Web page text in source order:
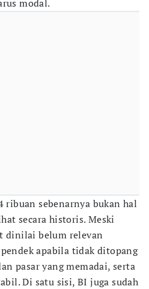
modal.
ribuan sebenarnya bukan hal
secara historis. Meski
dinilai belum relevan
apabila tidak ditopang
pasar yang memadai, serta
Di satu sisi, BI juga sudah